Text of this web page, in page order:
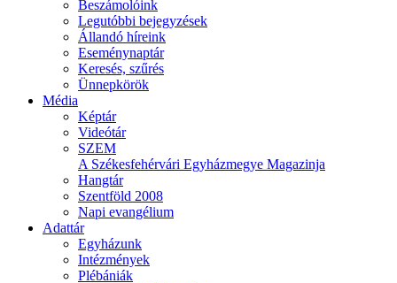
Beszámolóink
Legutóbbi bejegyzések
Állandó híreink
Eseménynaptár
Keresés, szűrés
Ünnepkörök
Média
Képtár
Videótár
SZEM
A Székesfehérvári Egyházmegye Magazinja
Hangtár
Szentföld 2008
Napi evangélium
Adattár
Egyházunk
Intézmények
Plébániák